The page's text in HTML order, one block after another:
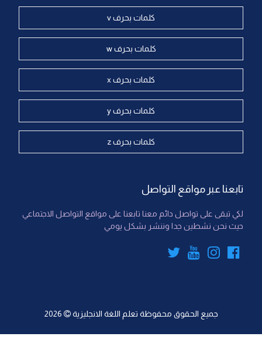
كلمات بحرف v
كلمات بحرف w
كلمات بحرف x
كلمات بحرف y
كلمات بحرف z
تابعنا عبر مواقع التواصل
لكي تبقى على تواصل دائم معنا تابعنا على مواقع التواصل الاجتماعي
حيث نحن نشطين جدا وننشر بشكل يومي
جميع الحقوق محفوظة تعلم اللغة الانجليزية